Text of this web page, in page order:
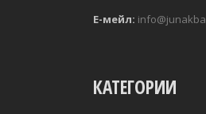
Е-мейл:
КАТЕГОРИИ